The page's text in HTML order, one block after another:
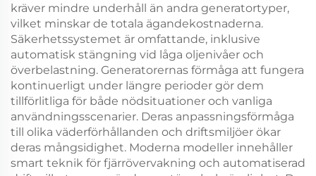
kräver mindre underhåll än andra generatortyper,
vilket minskar de totala ägandekostnaderna.
Säkerhetssystemet är omfattande, inklusive
automatisk stängning vid låga oljenivåer och
överbelastning. Generatorernas förmåga att fungera
kontinuerligt under längre perioder gör dem
tillförlitliga för både nödsituationer och vanliga
användningsscenarier. Deras anpassningsförmåga
till olika väderförhållanden och driftsmiljöer ökar
deras mångsidighet. Moderna modeller innehåller
smart teknik för fjärrövervakning och automatiserad